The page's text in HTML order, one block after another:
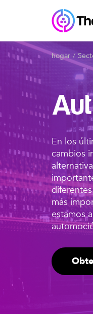
hogar
En los
cambios
más
estamos